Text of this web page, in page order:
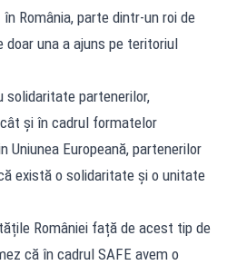
România, parte dintr-un roi de
doar una a ajuns pe teritoriul
solidaritate partenerilor,
și în cadrul formatelor
Uniunea Europeană, partenerilor
există o solidaritate și o unitate
României față de acest tip de
că în cadrul SAFE avem o